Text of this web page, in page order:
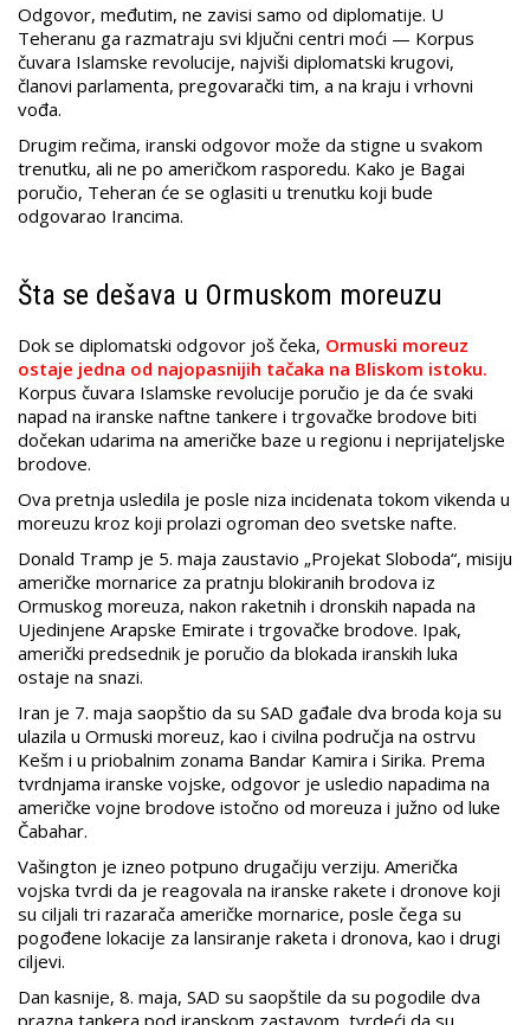
Odgovor, međutim, ne zavisi samo od diplomatije. U
Teheranu ga razmatraju svi ključni centri moći — Korpus
čuvara Islamske revolucije, najviši diplomatski krugovi,
članovi parlamenta, pregovarački tim, a na kraju i vrhovni
vođa.
Drugim rečima, iranski odgovor može da stigne u svakom
trenutku, ali ne po američkom rasporedu. Kako je Bagai
poručio, Teheran će se oglasiti u trenutku koji bude
odgovarao Irancima.
Šta se dešava u Ormuskom moreuzu
Dok se diplomatski odgovor još čeka, Ormuski moreuz
ostaje jedna od najopasnijih tačaka na Bliskom istoku.
Korpus čuvara Islamske revolucije poručio je da će svaki
napad na iranske naftne tankere i trgovačke brodove biti
dočekan udarima na američke baze u regionu i neprijateljske
brodove.
Ova pretnja usledila je posle niza incidenata tokom vikenda u
moreuzu kroz koji prolazi ogroman deo svetske nafte.
Donald Tramp je 5. maja zaustavio „Projekat Sloboda“, misiju
američke mornarice za pratnju blokiranih brodova iz
Ormuskog moreuza, nakon raketnih i dronskih napada na
Ujedinjene Arapske Emirate i trgovačke brodove. Ipak,
američki predsednik je poručio da blokada iranskih luka
ostaje na snazi.
Iran je 7. maja saopštio da su SAD gađale dva broda koja su
ulazila u Ormuski moreuz, kao i civilna područja na ostrvu
Kešm i u priobalnim zonama Bandar Kamira i Sirika. Prema
tvrdnjama iranske vojske, odgovor je usledio napadima na
američke vojne brodove istočno od moreuza i južno od luke
Čabahar.
Vašington je izneo potpuno drugačiju verziju. Američka
vojska tvrdi da je reagovala na iranske rakete i dronove koji
su ciljali tri razarača američke mornarice, posle čega su
pogođene lokacije za lansiranje raketa i dronova, kao i drugi
ciljevi.
Dan kasnije, 8. maja, SAD su saopštile da su pogodile dva
prazna tankera pod iranskom zastavom, tvrdeći da su